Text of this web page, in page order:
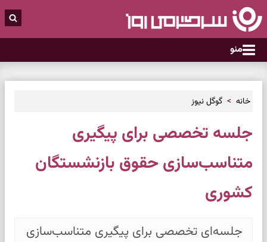
منو
خانه گوگل نیوز
جلسه تخصصی برای پیگیری
متناسب‌سازی حقوق بازنشستگان
کشوری
جلسه‌ای تخصصی برای پیگیری متناسب‌سازی